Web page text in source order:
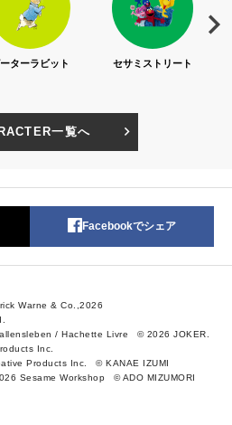
ターラビット セサミストリート
一覧へ
Facebookでシェア
Warne & Co.,2026
/ Hachette Livre
© 2026 JOKER.
Inc.
Products Inc.
© KANAE IZUMI
Sesame Workshop
© ADO MIZUMORI